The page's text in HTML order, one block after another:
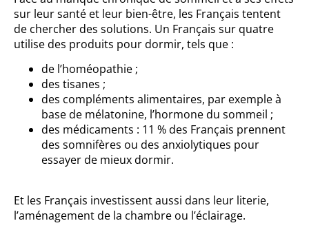
sur leur santé et leur bien-être, les Français tentent
de chercher des solutions. Un Français sur quatre
utilise des produits pour dormir, tels que :
de l’homéopathie ;
des tisanes ;
des compléments alimentaires, par exemple à
base de mélatonine, l’hormone du sommeil ;
des médicaments : 11 % des Français prennent
des somnifères ou des anxiolytiques pour
essayer de mieux dormir.
Et les Français investissent aussi dans leur literie,
l’aménagement de la chambre ou l’éclairage.